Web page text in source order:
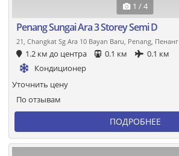
1 / 4
Penang Sungai Ara 3 Storey Semi D
21, Changkat Sg Ara 10 Bayan Baru, Penang, Пенанг
1.2 км до центра 0.1 км
0.1 км
Кондиционер
По отзывам
Уточнить цену
ПОДРОБНЕЕ